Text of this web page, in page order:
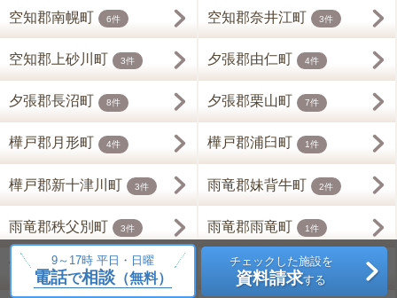
9～17時 平日・日曜
電話で相談（無料）
チェックした施設を
資料請求する
空知郡南幌町 6件 空知郡奈井江町 3件
空知郡上砂川町 3件 夕張郡由仁町 4件
夕張郡長沼町 8件 夕張郡栗山町 7件
樺戸郡月形町 4件 樺戸郡浦臼町 1件
樺戸郡新十津川町 3件 雨竜郡妹背牛町 2件
雨竜郡秩父別町 3件 雨竜郡雨竜町 1件
雨竜郡北竜町 2件 雨竜郡沼田町 2件